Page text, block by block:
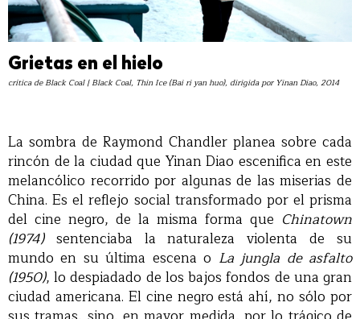
Grietas en el hielo
crítica de Black Coal | Black Coal, Thin Ice (Bai ri yan huo), dirigida por Yinan Diao, 2014|
La sombra de Raymond Chandler planea sobre cada
rincón de la ciudad que Yinan Diao escenifica en este
melancólico recorrido por algunas de las miserias de
China. Es el reflejo social transformado por el prisma
del cine negro, de la misma forma que Chinatown
(1974)sentenciaba la naturaleza violenta de su
mundo en su última escena o La jungla de asfalto
(1950), lo despiadado de los bajos fondos de una gran
ciudad americana. El cine negro está ahí, no sólo por